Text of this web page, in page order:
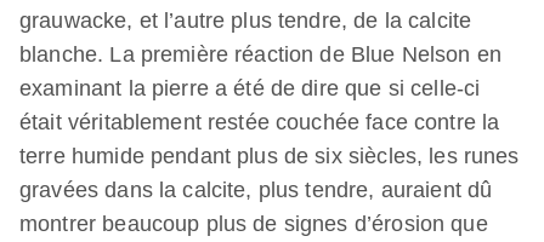
grauwacke, et l’autre plus tendre, de la calcite
blanche. La première réaction de Blue Nelson en
examinant la pierre a été de dire que si celle-ci
était véritablement restée couchée face contre la
terre humide pendant plus de six siècles, les runes
gravées dans la calcite, plus tendre, auraient dû
montrer beaucoup plus de signes d’érosion que